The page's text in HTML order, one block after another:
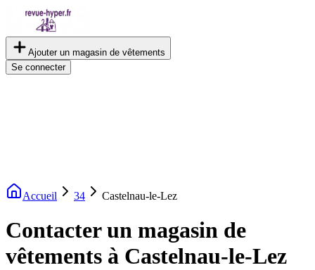
Ajouter un magasin de vêtements
Se connecter
Accueil 34 Castelnau-le-Lez
Contacter un magasin de
vêtements à Castelnau-le-Lez